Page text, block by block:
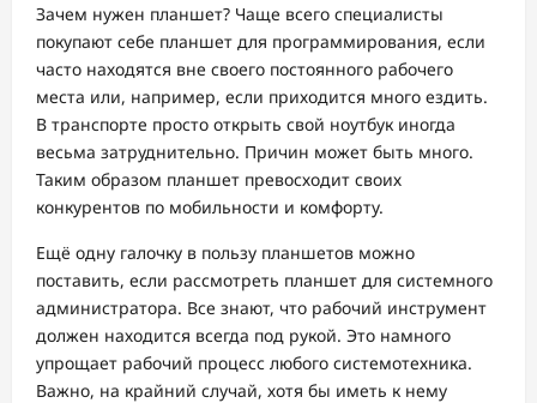
Зачем нужен планшет? Чаще всего специалисты
покупают себе планшет для программирования, если
часто находятся вне своего постоянного рабочего
места или, например, если приходится много ездить.
В транспорте просто открыть свой ноутбук иногда
весьма затруднительно. Причин может быть много.
Таким образом планшет превосходит своих
конкурентов по мобильности и комфорту.
Ещё одну галочку в пользу планшетов можно
поставить, если рассмотреть планшет для системного
администратора. Все знают, что рабочий инструмент
должен находится всегда под рукой. Это намного
упрощает рабочий процесс любого системотехника.
Важно, на крайний случай, хотя бы иметь к нему